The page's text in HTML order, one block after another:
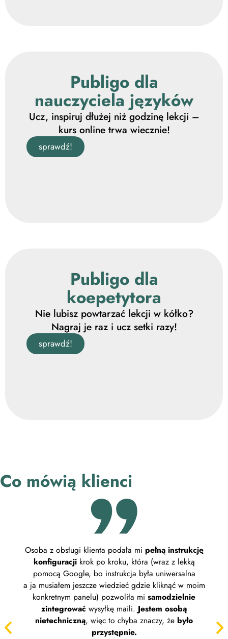
Publigo dla
nauczyciela języków
Ucz, inspiruj dłużej niż godzinę lekcji –
kurs online trwa wiecznie!
sprawdź!
Publigo dla
koepetytora
Nie lubisz powtarzać lekcji w kółko?
Nagraj je raz i ucz setki razy!
sprawdź!
Co mówią klienci
Osoba z obsługi klienta podała mi pełną instrukcję
konfiguracjikrok po kroku, która (wraz z lekką
pomocą Google, bo instrukcja była uniwersalna
a ja musiałem jeszcze wiedzieć gdzie kliknąć w moim
konkretnym panelu) pozwoliła mi samodzielnie
zintegrować wysyłkę maili. Jestem osobą
nietechniczną, więc to chyba znaczy, że było
przystępnie.